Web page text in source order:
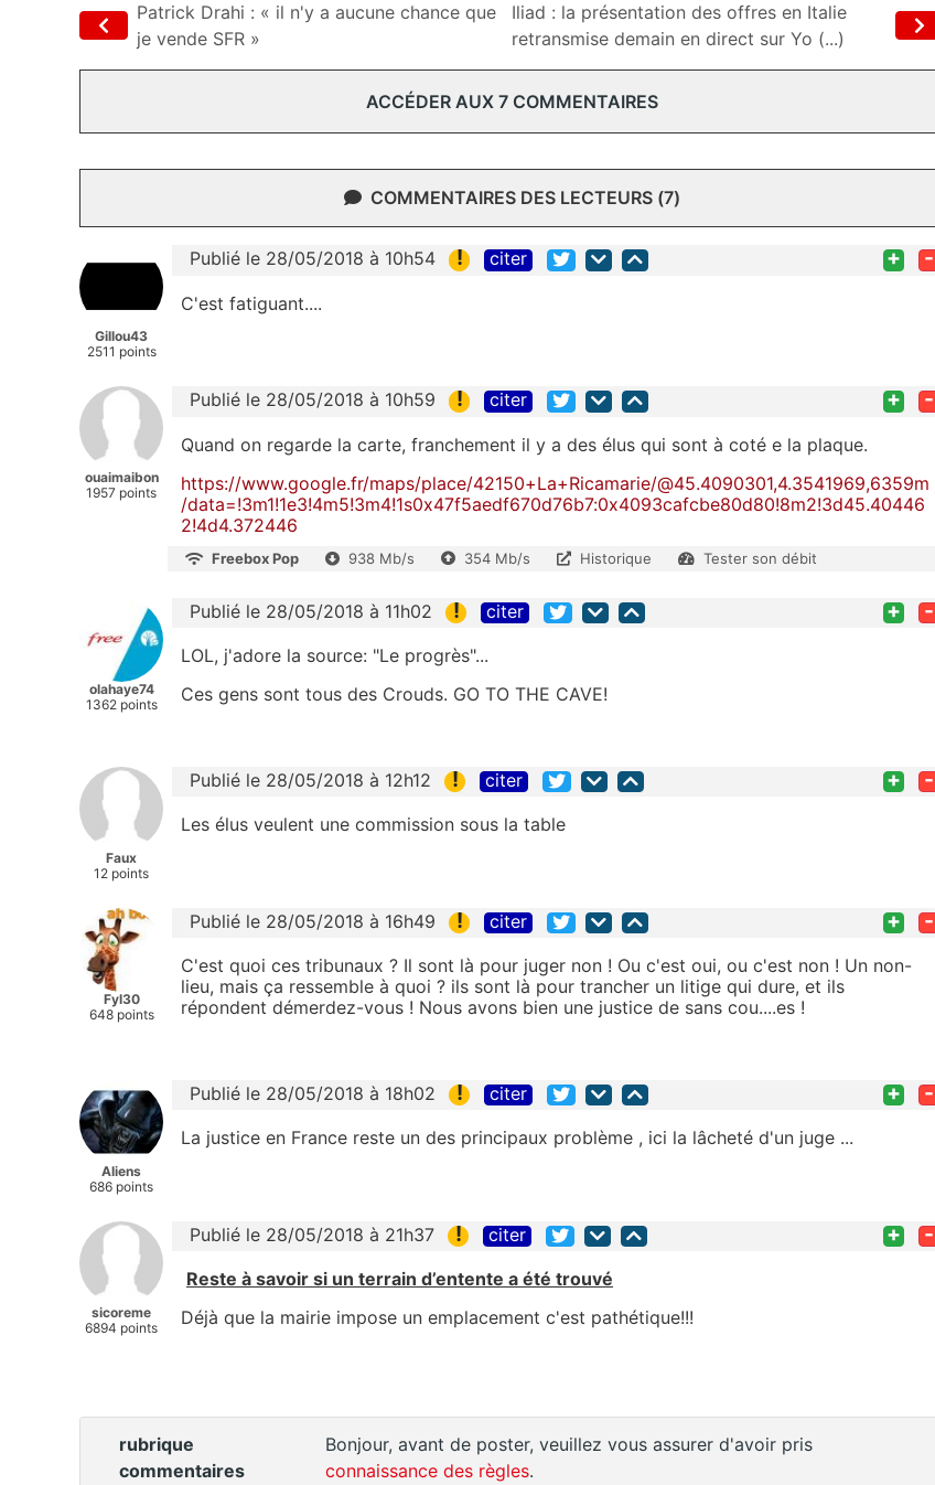
Patrick Drahi : « il n'y a aucune chance que
je vende SFR »
Iliad : la présentation des offres en Italie
retransmise demain en direct sur Yo (...)
ACCÉDER AUX 7 COMMENTAIRES
COMMENTAIRES DES LECTEURS (7)
Gillou43
2511 points
Publié le 28/05/2018 à 10h54 ! citer + -
C'est fatiguant....
ouaimaibon
1957 points
Publié le 28/05/2018 à 10h59 ! citer + -
Quand on regarde la carte, franchement il y a des élus qui sont à coté e la plaque.
https://www.google.fr/maps/place/42150+La+Ricamarie/@45.4090301,4.3541969,6359m
/data=!3m1!1e3!4m5!3m4!1s0x47f5aedf670d76b7:0x4093cafcbe80d80!8m2!3d45.40446
2!4d4.372446
Freebox Pop 938 Mb/s 354 Mb/s Historique Tester son débit
olahaye74
1362 points
Publié le 28/05/2018 à 11h02 ! citer + -
LOL, j'adore la source: "Le progrès"...
Ces gens sont tous des Crouds. GO TO THE CAVE!
Faux
12 points
Publié le 28/05/2018 à 12h12 ! citer + -
Les élus veulent une commission sous la table
Fyl30
648 points
Publié le 28/05/2018 à 16h49 ! citer + -
C'est quoi ces tribunaux ? Il sont là pour juger non ! Ou c'est oui, ou c'est non ! Un non-
lieu, mais ça ressemble à quoi ? ils sont là pour trancher un litige qui dure, et ils
répondent démerdez-vous ! Nous avons bien une justice de sans cou....es !
Aliens
686 points
Publié le 28/05/2018 à 18h02 ! citer + -
La justice en France reste un des principaux problème , ici la lâcheté d'un juge ...
sicoreme
6894 points
Publié le 28/05/2018 à 21h37 ! citer + -
Reste à savoir si un terrain d’entente a été trouvé
Déjà que la mairie impose un emplacement c'est pathétique!!!
rubrique
commentaires
Bonjour, avant de poster, veuillez vous assurer d'avoir pris
connaissance des règles.